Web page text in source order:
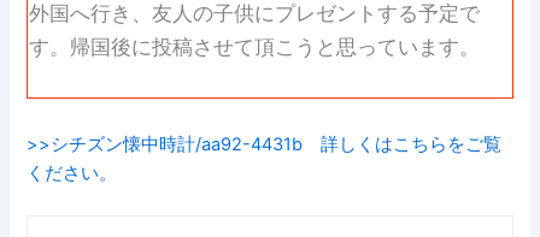
外国へ行き、友人の子供にプレゼントする予定で
す。帰国後に投稿させて頂こうと思っています。
>>シチズン懐中時計/aa92-4431b 詳しくはこちらをご覧
ください。